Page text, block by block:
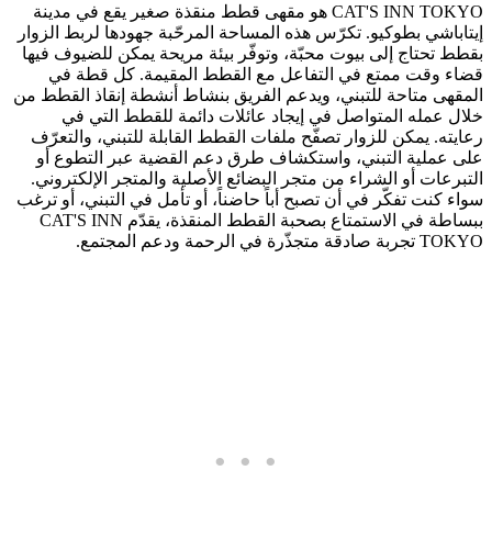
CAT'S INN TOKYO هو مقهى قطط منقذة صغير يقع في مدينة
إيتاباشي بطوكيو. تكرّس هذه المساحة المرحّبة جهودها لربط الزوار
بقطط تحتاج إلى بيوت محبّة، وتوفّر بيئة مريحة يمكن للضيوف فيها
قضاء وقت ممتع في التفاعل مع القطط المقيمة. كل قطة في
المقهى متاحة للتبني، ويدعم الفريق بنشاط أنشطة إنقاذ القطط من
خلال عمله المتواصل في إيجاد عائلات دائمة للقطط التي في
رعايته. يمكن للزوار تصفّح ملفات القطط القابلة للتبني، والتعرّف
على عملية التبني، واستكشاف طرق دعم القضية عبر التطوع أو
التبرعات أو الشراء من متجر البضائع الأصلية والمتجر الإلكتروني.
سواء كنت تفكّر في أن تصبح أباً حاضناً، أو تأمل في التبني، أو ترغب
ببساطة في الاستمتاع بصحبة القطط المنقذة، يقدّم CAT'S INN
TOKYO تجربة صادقة متجذّرة في الرحمة ودعم المجتمع.